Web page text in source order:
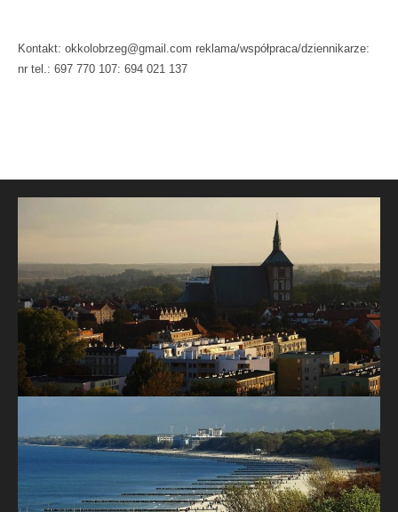
Kontakt: okkolobrzeg@gmail.com reklama/współpraca/dziennikarze:
nr tel.: 697 770 107: 694 021 137